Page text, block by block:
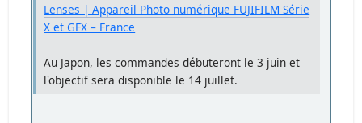
Lenses | Appareil Photo numérique FUJIFILM Série
X et GFX – France
Au Japon, les commandes débuteront le 3 juin et
l'objectif sera disponible le 14 juillet.